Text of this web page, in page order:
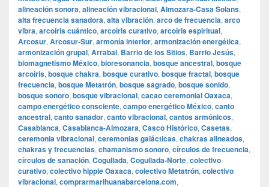
alineación sonora, alineación vibracional, Almozara-Casa Solans,
alta frecuencia sanadora, alta vibración, arco de frecuencia, arco
vibra, arcoíris cuántico, arcoíris curativo, arcoíris espiritual,
Arcosur, Arcosur-Sur, armonía interior, armonización energética,
armonización grupal, Arrabal, Barrio de los Sitios, Barrio Jesús,
biomagnetismo México, bioresonancia, bosque ancestral, bosque
arcoíris, bosque chakra, bosque curativo, bosque fractal, bosque
frecuencia, bosque Metatrón, bosque sagrado, bosque sonido,
bosque sonoro, bosque vibracional, cacao ceremonial Oaxaca,
campo energético consciente, campo energético México, canto
ancestral, canto sanador, canto vibracional, cantos armónicos,
Casablanca, Casablanca-Almozara, Casco Histórico, Casetas,
ceremonia vibracional, ceremonias galácticas, chakras alineados,
chakras y frecuencias, chamanismo sonoro, círculos de frecuencia,
círculos de sanación, Cogullada, Cogullada-Norte, colectivo
curativo, colectivo hippie Oaxaca, colectivo Metatrón, colectivo
vibracional, comprarmarihuanabarcelona.com,